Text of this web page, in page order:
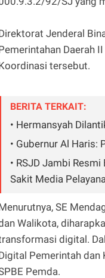
Jenderal
Daerah
tersebut.
BERITA TERKAIT:
• Hermansyah
• Gubernur Al
• RSJD Jambi
Sakit Media
SE
Walikota,
digital.
Pemerintah
Pemda.